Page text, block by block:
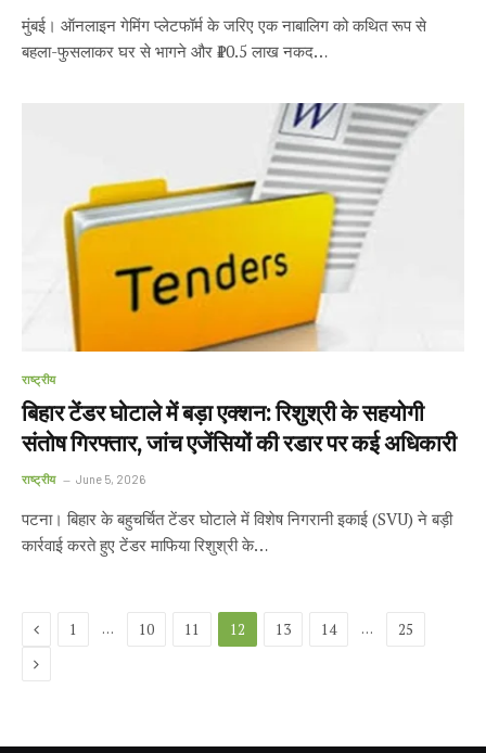
मुंबई। ऑनलाइन गेमिंग प्लेटफॉर्म के जरिए एक नाबालिग को कथित रूप से
बहला-फुसलाकर घर से भागने और ₹10.5 लाख नकद…
राष्ट्रीय
बिहार टेंडर घोटाले में बड़ा एक्शन: रिशुश्री के सहयोगी
संतोष गिरफ्तार, जांच एजेंसियों की रडार पर कई अधिकारी
राष्ट्रीय June 5, 2026
पटना। बिहार के बहुचर्चित टेंडर घोटाले में विशेष निगरानी इकाई (SVU) ने बड़ी
कार्रवाई करते हुए टेंडर माफिया रिशुश्री के…
Previous
1 … 10 11 12 13 14 … 25
Next